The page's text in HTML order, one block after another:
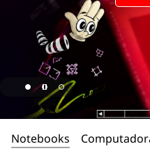
Notebooks